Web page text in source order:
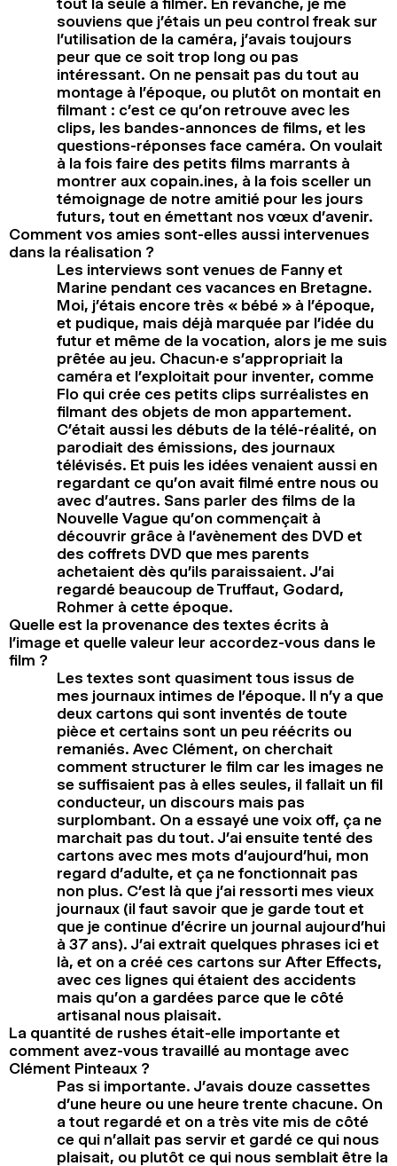
souviens que j’étais un peu control freak sur
l’utilisation de la caméra, j’avais toujours
peur que ce soit trop long ou pas
intéressant. On ne pensait pas du tout au
montage à l’époque, ou plutôt on montait en
filmant : c’est ce qu’on retrouve avec les
clips, les bandes-annonces de films, et les
questions-réponses face caméra. On voulait
à la fois faire des petits films marrants à
montrer aux copain.ines, à la fois sceller un
témoignage de notre amitié pour les jours
futurs, tout en émettant nos vœux d’avenir.
Comment vos amies sont-elles aussi intervenues
dans la réalisation ?
Les interviews sont venues de Fanny et
Marine pendant ces vacances en Bretagne.
Moi, j’étais encore très « bébé » à l’époque,
et pudique, mais déjà marquée par l’idée du
futur et même de la vocation, alors je me suis
prêtée au jeu. Chacun.e s’appropriait la
caméra et l’exploitait pour inventer, comme
Flo qui crée ces petits clips surréalistes en
filmant des objets de mon appartement.
C’était aussi les débuts de la télé-réalité, on
parodiait des émissions, des journaux
télévisés. Et puis les idées venaient aussi en
regardant ce qu’on avait filmé entre nous ou
avec d’autres. Sans parler des films de la
Nouvelle Vague qu’on commençait à
découvrir grâce à l’avènement des DVD et
des coffrets DVD que mes parents
achetaient dès qu’ils paraissaient. J’ai
regardé beaucoup de Truffaut, Godard,
Rohmer à cette époque.
Quelle est la provenance des textes écrits à
l’image et quelle valeur leur accordez-vous dans le
film ?
Les textes sont quasiment tous issus de
mes journaux intimes de l’époque. Il n’y a que
deux cartons qui sont inventés de toute
pièce et certains sont un peu réécrits ou
remaniés. Avec Clément, on cherchait
comment structurer le film car les images ne
se suffisaient pas à elles seules, il fallait un fil
conducteur, un discours mais pas
surplombant. On a essayé une voix off, ça ne
marchait pas du tout. J’ai ensuite tenté des
cartons avec mes mots d’aujourd’hui, mon
regard d’adulte, et ça ne fonctionnait pas
non plus. C’est là que j’ai ressorti mes vieux
journaux (il faut savoir que je garde tout et
que je continue d’écrire un journal aujourd’hui
à 37 ans). J’ai extrait quelques phrases ici et
là, et on a créé ces cartons sur After Effects,
avec ces lignes qui étaient des accidents
mais qu’on a gardées parce que le côté
artisanal nous plaisait.
La quantité de rushes était-elle importante et
comment avez-vous travaillé au montage avec
Clément Pinteaux ?
Pas si importante. J’avais douze cassettes
d’une heure ou une heure trente chacune. On
a tout regardé et on a très vite mis de côté
ce qui n’allait pas servir et gardé ce qui nous
plaisait, ou plutôt ce qui nous semblait être la